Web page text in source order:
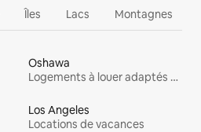
Îles Lacs Montagnes
Oshawa
Logements à louer adaptés aux animaux
Los Angeles
Locations de vacances